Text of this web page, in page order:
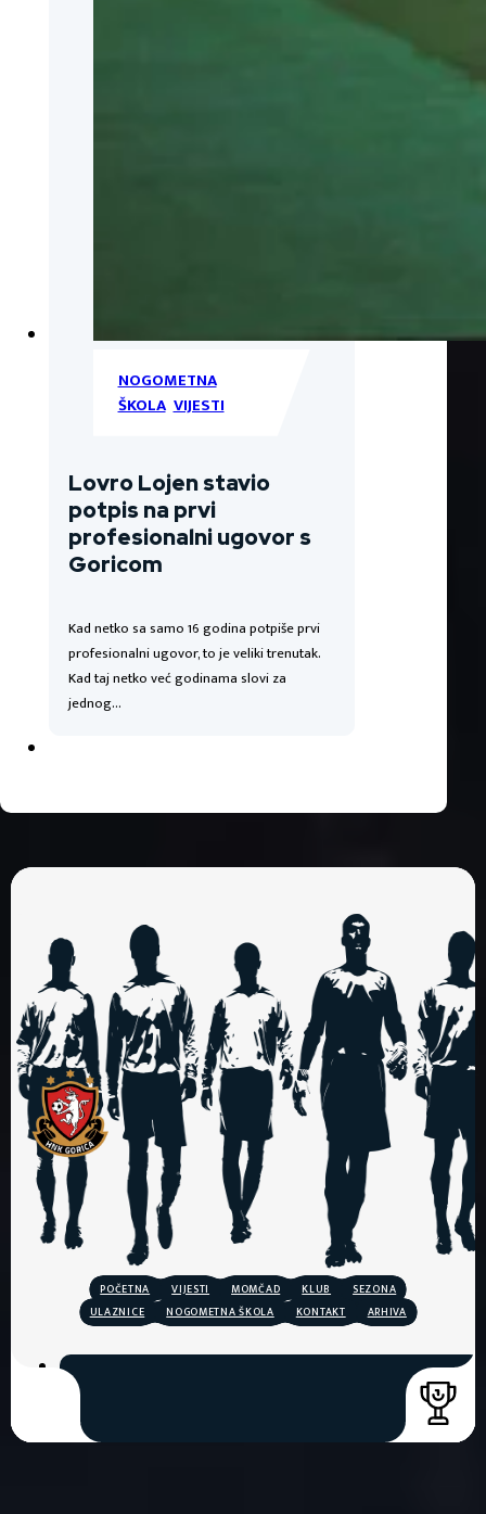
NOGOMETNA
ŠKOLA,VIJESTI
Lovro Lojen stavio
potpis na prvi
profesionalni ugovor s
Goricom
Kad netko sa samo 16 godina potpiše prvi
profesionalni ugovor, to je veliki trenutak.
Kad taj netko već godinama slovi za
jednog…
POČETNA VIJESTI MOMČAD KLUB
SEZONA
ULAZNICE
NOGOMETNA ŠKOLA KONTAKT ARHIVA